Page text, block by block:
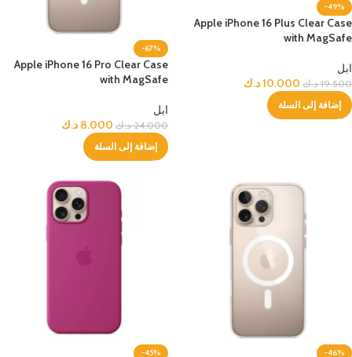
-49%
Apple iPhone 16 Plus Clear Case
with MagSafe
ابل
19.500 د.ك 10.000د.ك
إضافة إلى السلة
-67%
Apple iPhone 16 Pro Clear Case
with MagSafe
ابل
24.000 د.ك 8.000 د.ك
إضافة إلى السلة
-46%
-45%